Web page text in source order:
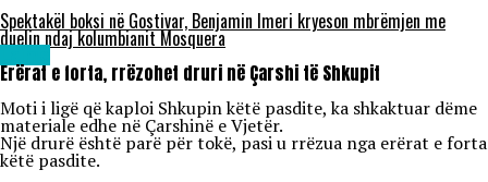
Spektakël boksi në Gostivar, Benjamin Imeri kryeson mbrëmjen me
duelin ndaj kolumbianit Mosquera
Erërat e forta, rrëzohet druri në Çarshi të Shkupit
Moti i ligë që kaploi Shkupin këtë pasdite, ka shkaktuar dëme
materiale edhe në Çarshinë e Vjetër.
Një drurë është parë për tokë, pasi u rrëzua nga erërat e forta
këtë pasdite.